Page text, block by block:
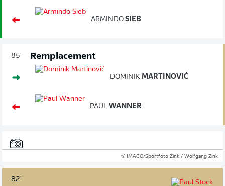
ARMINDO SIEB
85' Remplacement
DOMINIK MARTINOVIĆ
PAUL WANNER
© IMAGO/Sportfoto Zink / Wolfgang Zink
82'